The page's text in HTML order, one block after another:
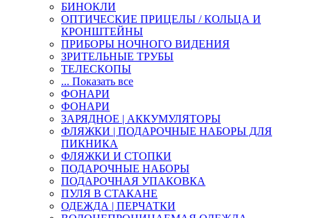
БИНОКЛИ
ОПТИЧЕСКИЕ ПРИЦЕЛЫ / КОЛЬЦА И
КРОНШТЕЙНЫ
ПРИБОРЫ НОЧНОГО ВИДЕНИЯ
ЗРИТЕЛЬНЫЕ ТРУБЫ
ТЕЛЕСКОПЫ
... Показать все
ФОНАРИ
ФОНАРИ
ЗАРЯДНОЕ | АККУМУЛЯТОРЫ
ФЛЯЖКИ | ПОДАРОЧНЫЕ НАБОРЫ ДЛЯ
ПИКНИКА
ФЛЯЖКИ И СТОПКИ
ПОДАРОЧНЫЕ НАБОРЫ
ПОДАРОЧНАЯ УПАКОВКА
ПУЛЯ В СТАКАНЕ
ОДЕЖДА | ПЕРЧАТКИ